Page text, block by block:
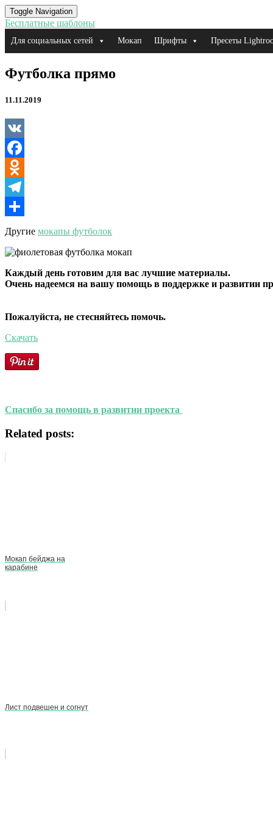
Toggle Navigation
Бесплатные шаблоны
Для социальных сетей Мокап Шрифты Пресеты
Футболка
прямо
Футболка прямо
11.11.2019
VK
Facebook
Odnoklassniki
Telegram
Отправить
Другие мокапы футболок
Каждый день готовим для вас лучшие материалы.
Очень надеемся на вашу помощь в поддержке и развитии
Пожалуйста, не стесняйтесь помочь.
Скачать
Спасибо за помощь в развитии проекта
Related posts:
Мокап бейджа на
карабине
Лист подвешен и согнут